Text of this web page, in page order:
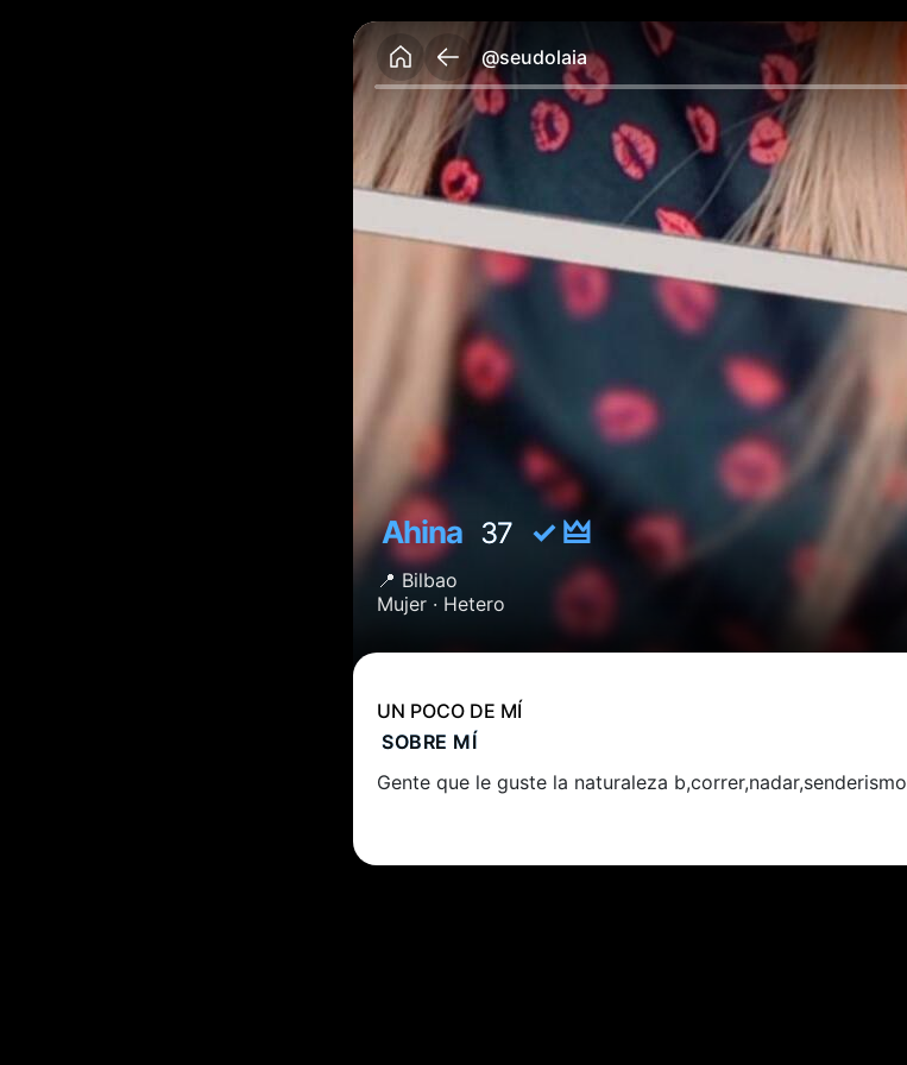
@seudolaia
Ahina 37 ✓ 🜲
📍 Bilbao
Mujer · Hetero
UN POCO DE MÍ
SOBRE MÍ
Gente que le guste la naturaleza b,correr,nadar,senderismo